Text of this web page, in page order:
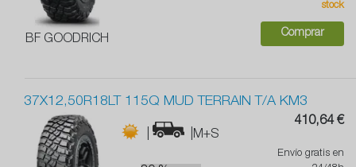
BF GOODRICH
stock
Comprar
37X12,50R18LT 115Q MUD TERRAIN T/A KM3
| |M+S
410,64 €
Envío gratis en